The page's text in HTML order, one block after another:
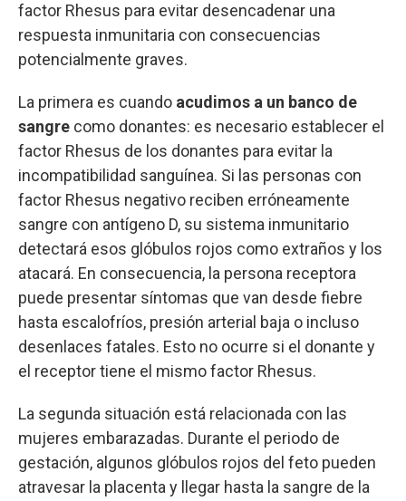
factor Rhesus para evitar desencadenar una
respuesta inmunitaria con consecuencias
potencialmente graves.
La primera es cuando acudimos a un banco de
sangre como donantes: es necesario establecer el
factor Rhesus de los donantes para evitar la
incompatibilidad sanguínea. Si las personas con
factor Rhesus negativo reciben erróneamente
sangre con antígeno D, su sistema inmunitario
detectará esos glóbulos rojos como extraños y los
atacará. En consecuencia, la persona receptora
puede presentar síntomas que van desde fiebre
hasta escalofríos, presión arterial baja o incluso
desenlaces fatales. Esto no ocurre si el donante y
el receptor tiene el mismo factor Rhesus.
La segunda situación está relacionada con las
mujeres embarazadas. Durante el periodo de
gestación, algunos glóbulos rojos del feto pueden
atravesar la placenta y llegar hasta la sangre de la